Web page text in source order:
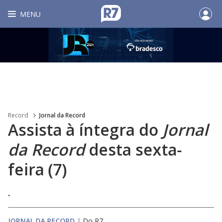
MENU
Record Jornal da Record
Assista à íntegra do Jornal
da Recorddesta sexta-
feira (7)
.